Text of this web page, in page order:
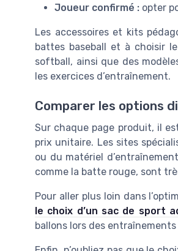
Joueur confirmé : opter
Les accessoires et kits
battes baseball et à choisir
softball, ainsi que des
les exercices d’entraînement.
Comparer les options
Sur chaque page produit, il
prix unitaire. Les sites
ou du matériel
comme la batte rouge, sont
Pour aller plus loin dans
le choix d’un sac de sport
ballons lors des